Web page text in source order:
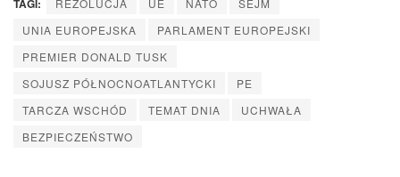
TAGI:
UNIA EUROPEJSKA
PARLAMENT EUROPEJSKI
PREMIER DONALD TUSK
SOJUSZ PÓŁNOCNOATLANTYCKI
PE
TARCZA WSCHÓD
TEMAT DNIA
UCHWAŁA
BEZPIECZEŃSTWO